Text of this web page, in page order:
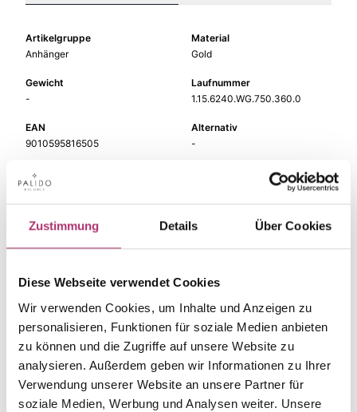
Zustimmung Details Über Cookies
Diese Webseite verwendet Cookies
Wir verwenden Cookies, um Inhalte und Anzeigen zu
personalisieren, Funktionen für soziale Medien anbieten
zu können und die Zugriffe auf unsere Website zu
analysieren. Außerdem geben wir Informationen zu Ihrer
Verwendung unserer Website an unsere Partner für
soziale Medien, Werbung und Analysen weiter. Unsere
Artikelgruppe
Anhänger
Material
Gold
Gewicht
-
Laufnummer
1.15.6240.WG.750.360.0
EAN
9010595816505
Alternativ
-
Feingehalt
750
blau
Farbstein
Topas LB
-
Die passenden Stücke